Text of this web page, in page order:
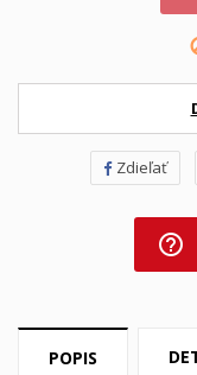
Zdieľať
help_outline
POPIS